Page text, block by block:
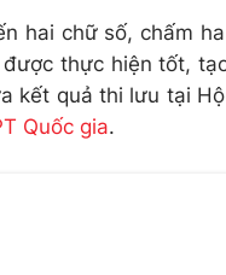
hai chữ số, chấm
thực hiện tốt,
kết quả thi lưu tại
Quốc gia.